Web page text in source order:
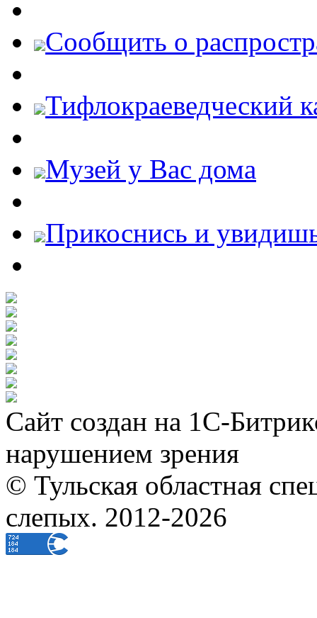
Cообщить о
Тифлокраеведческий
Музей у Вас дома
Прикоснись и
Сайт создан на 1С-
нарушением зрения
© Тульская областная
слепых. 2012-2026